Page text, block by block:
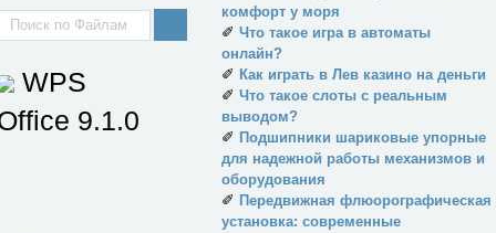
WPS
9.1.0
комфорт у моря
✐ Что такое игра в автоматы
онлайн?
✐ Как играть в Лев казино на деньги
✐ Что такое слоты с реальным
выводом?
✐ Подшипники шариковые упорные
для надежной работы механизмов и
оборудования
✐ Передвижная флюорографическая
установка: современные